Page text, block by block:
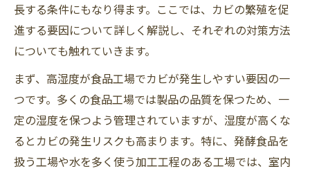
長する条件にもなり得ます。ここでは、カビの繁殖を促
進する要因について詳しく解説し、それぞれの対策方法
についても触れていきます。
まず、高湿度が食品工場でカビが発生しやすい要因の一
つです。多くの食品工場では製品の品質を保つため、一
定の湿度を保つよう管理されていますが、湿度が高くな
るとカビの発生リスクも高まります。特に、発酵食品を
扱う工場や水を多く使う加工工程のある工場では、室内